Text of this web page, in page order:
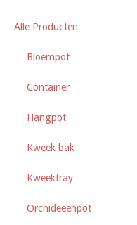
Alle Producten
Bloempot
Container
Hangpot
Kweek bak
Kweektray
Orchideeënpot